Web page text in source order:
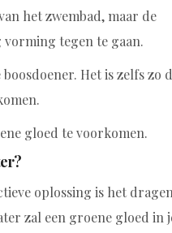
het zwembad, maar de
tegen te gaan.
Het is zelfs zo
gloed te voorkomen.
oplossing is het dragen
zal een groene gloed in